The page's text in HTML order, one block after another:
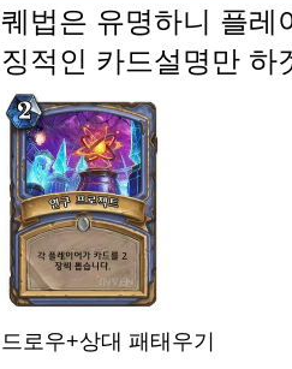
퀘법은 유명하니 플레
징적인 카드설명만 하
드로우+상대 패태우기